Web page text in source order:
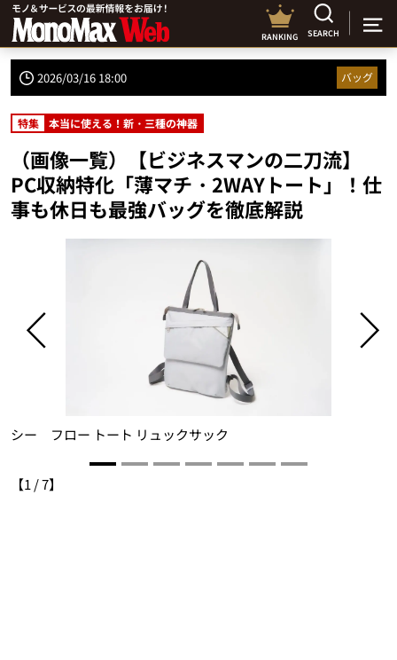
RANKING SEARCH
2026/03/16 18:00 バッグ
特集 本当に使える！新・三種の神器
（画像一覧）【ビジネスマンの二刀流】
PC収納特化「薄マチ・2WAYトート」！仕
事も休日も最強バッグを徹底解説
シー フロー トート リュックサック
【1 /7】